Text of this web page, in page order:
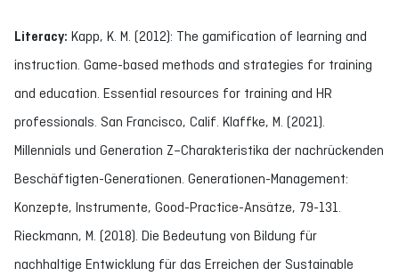
Literacy: Kapp, K. M. (2012): The gamification of learning and
instruction. Game-based methods and strategies for training
and education. Essential resources for training and HR
professionals. San Francisco, Calif. Klaffke, M. (2021).
Millennials und Generation Z–Charakteristika der nachrückenden
Beschäftigten-Generationen. Generationen-Management:
Konzepte, Instrumente, Good-Practice-Ansätze, 79-131.
Rieckmann, M. (2018). Die Bedeutung von Bildung für
nachhaltige Entwicklung für das Erreichen der Sustainable